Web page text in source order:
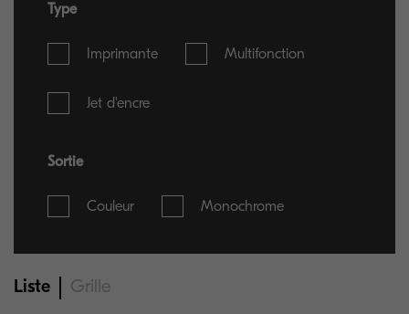
Type
Imprimante Multifonction
Jet d'encre
Sortie
Couleur Monochrome
Liste Grille